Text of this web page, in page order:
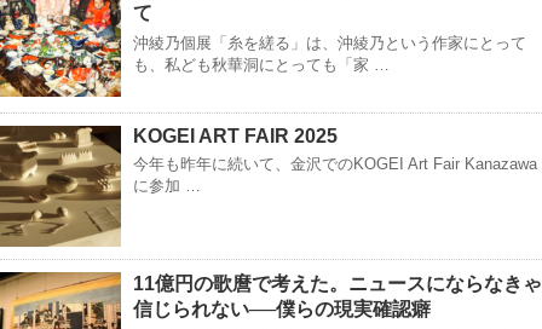
て
沖綾乃個展「糸を縒る」は、沖綾乃という作家にとって
も、私ども秋華洞にとっても「家 …
KOGEI ART FAIR 2025
今年も昨年に続いて、金沢でのKOGEI Art Fair Kanazawa
に参加 …
11億円の歌麿で考えた。ニュースにならなきゃ
信じられない──僕らの現実確認癖